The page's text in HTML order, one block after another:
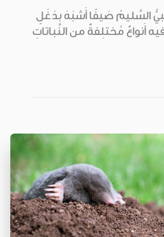
السَّليمُ صَيفًا أَشبَهَ بدَغَلٍ
أَنواعٌ مُختلِفةٌ من النَّباتاتِ